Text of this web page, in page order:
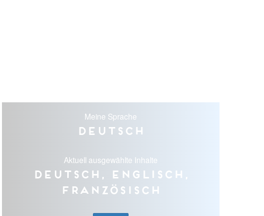
Meine Sprache
Deutsch
Aktuell ausgewählte Inhalte
Deutsch, Englisch,
Französisch